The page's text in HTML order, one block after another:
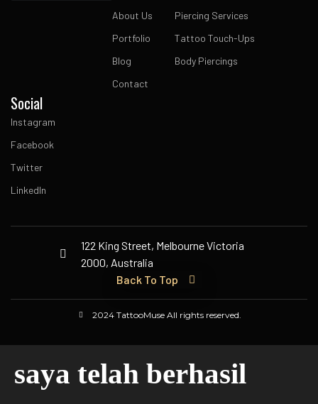
About Us
Portfolio
Blog
Contact
Piercing Services
Tattoo Touch-Ups
Body Piercings
Social
Instagram
Facebook
Twitter
LinkedIn
122 King Street, Melbourne Victoria
2000, Australia
Back To Top
2024 TattooMuse All rights reserved.
saya telah berhasil